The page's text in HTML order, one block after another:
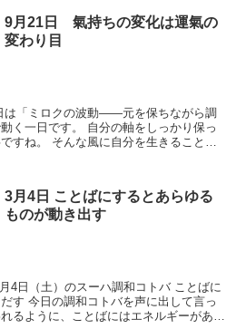
9月21日 氣持ちの変化は運氣の
変わり目
分の軸をしっかり保っ
を生きること
3月4日 ことばにするとあらゆる
ものが動き出す
（土）のスーハ調和コトバ ことばに
して言っ
るように、ことばにはエネルギーがあり